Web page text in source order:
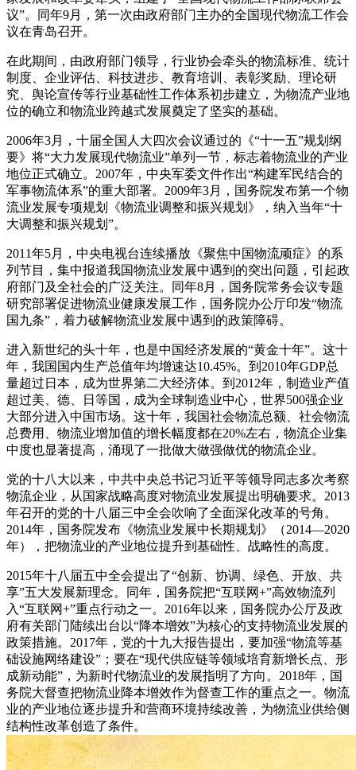
议”。同年9月，第一次由政府部门主办的全国现代物流工作会
议在青岛召开。
在此期间，由政府部门领导，行业协会牵头的物流标准、统计
制度、企业评估、科技进步、教育培训、表彰奖励、理论研
究、舆论宣传等行业基础性工作体系初步建立，为物流产业地
位的确立和物流业跨越式发展奠定了坚实的基础。
2006年3月，十届全国人大四次会议通过的《“十一五”规划纲
要》将“大力发展现代物流业”单列一节，标志着物流业的产业
地位正式确立。2007年，中央军委文件作出“构建军民结合的
军事物流体系”的重大部署。2009年3月，国务院发布第一个物
流业发展专项规划《物流业调整和振兴规划》，纳入当年“十
大调整和振兴规划”。
2011年5月，中央电视台连续播放《聚焦中国物流顽症》的系
列节目，集中报道我国物流业发展中遇到的突出问题，引起政
府部门及全社会的广泛关注。同年8月，国务院常务会议专题
研究部署促进物流业健康发展工作，国务院办公厅印发“物流
国九条”，着力破解物流业发展中遇到的政策障碍。
进入新世纪的头十年，也是中国经济发展的“黄金十年”。这十
年，我国国内生产总值年均增速达10.45%。到2010年GDP总
量超过日本，成为世界第二大经济体。到2012年，制造业产值
超过美、德、日等国，成为全球制造业中心，世界500强企业
大部分进入中国市场。这十年，我国社会物流总额、社会物流
总费用、物流业增加值的增长幅度都在20%左右，物流企业集
中度也显著提高，涌现了一批做大做强做优的物流企业。
党的十八大以来，中共中央总书记习近平等领导同志多次考察
物流企业，从国家战略高度对物流业发展提出明确要求。2013
年召开的党的十八届三中全会吹响了全面深化改革的号角。
2014年，国务院发布《物流业发展中长期规划》（2014—2020
年），把物流业的产业地位提升到基础性、战略性的高度。
2015年十八届五中全会提出了“创新、协调、绿色、开放、共
享”五大发展新理念。同年，国务院把“互联网+”高效物流列
入“互联网+”重点行动之一。2016年以来，国务院办公厅及政
府有关部门陆续出台以“降本增效”为核心的支持物流业发展的
政策措施。2017年，党的十九大报告提出，要加强“物流等基
础设施网络建设”；要在“现代供应链等领域培育新增长点、形
成新动能”，为新时代物流业的发展指明了方向。2018年，国
务院大督查把物流业降本增效作为督查工作的重点之一。物流
业的产业地位逐步提升和营商环境持续改善，为物流业供给侧
结构性改革创造了条件。